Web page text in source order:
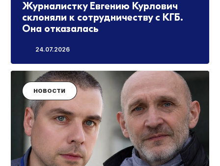
Журналистку Евгению Курлович
склоняли к сотрудничеству с КГБ.
Она отказалась
24.07.2026
НОВОСТИ